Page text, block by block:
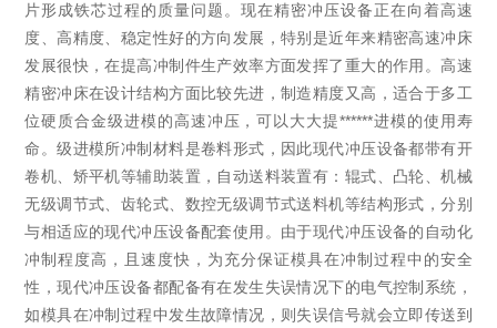
片形成铁芯过程的质量问题。现在精密冲压设备正在向着高速
度、高精度、稳定性好的方向发展，特别是近年来精密高速冲床
发展很快，在提高冲制件生产效率方面发挥了重大的作用。高速
精密冲床在设计结构方面比较先进，制造精度又高，适合于多工
位硬质合金级进模的高速冲压，可以大大提******进模的使用寿
命。级进模所冲制材料是卷料形式，因此现代冲压设备都带有开
卷机、矫平机等辅助装置，自动送料装置有：辊式、凸轮、机械
无级调节式、齿轮式、数控无级调节式送料机等结构形式，分别
与相适应的现代冲压设备配套使用。由于现代冲压设备的自动化
冲制程度高，且速度快，为充分保证模具在冲制过程中的安全
性，现代冲压设备都配备有在发生失误情况下的电气控制系统，
如模具在冲制过程中发生故障情况，则失误信号就会立即传送到